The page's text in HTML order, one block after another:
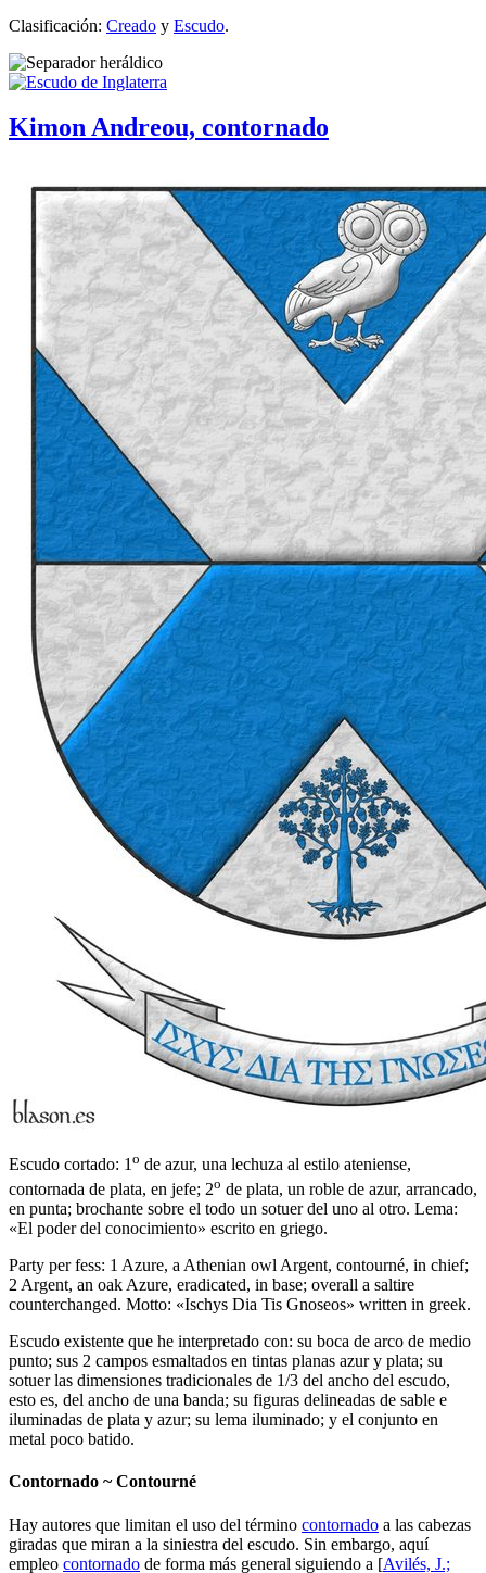
Clasificación: Creado y Escudo.
Kimon Andreou, contornado
Escudo cortado: 1o de azur, una lechuza al estilo ateniense,
contornada de plata, en jefe; 2o de plata, un roble de azur, arrancado,
en punta; brochante sobre el todo un sotuer del uno al otro. Lema:
«El poder del conocimiento» escrito en griego.
Party per fess: 1 Azure, a Athenian owl Argent, contourné, in chief;
2 Argent, an oak Azure, eradicated, in base; overall a saltire
counterchanged. Motto: «Ischys Dia Tis Gnoseos» written in greek.
Escudo existente que he interpretado con: su boca de arco de medio
punto; sus 2 campos esmaltados en tintas planas azur y plata; su
sotuer las dimensiones tradicionales de 1/3 del ancho del escudo,
esto es, del ancho de una banda; su figuras delineadas de sable e
iluminadas de plata y azur; su lema iluminado; y el conjunto en
metal poco batido.
Contornado ~ Contourné
Hay autores que limitan el uso del término contornado a las cabezas
giradas que miran a la siniestra del escudo. Sin embargo, aquí
empleo contornado de forma más general siguiendo a [Avilés, J.;